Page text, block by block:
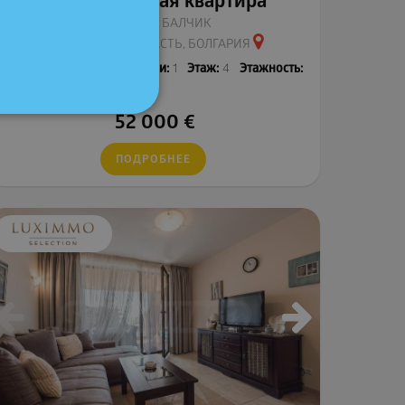
РЯДОМ С Г. БАЛЧИК
ДОБРИЧСКАЯ ОБЛАСТЬ, БОЛГАРИЯ
Спальни:1 Этаж:4
Этажность:
52 000 €
ПОДРОБНЕЕ